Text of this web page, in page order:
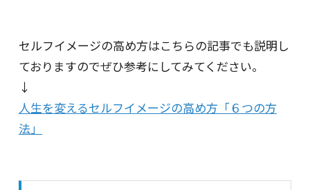
セルフイメージの高め方はこちらの記事でも説明し
ておりますのでぜひ参考にしてみてください。
↓
人生を変えるセルフイメージの高め方「６つの方
法」